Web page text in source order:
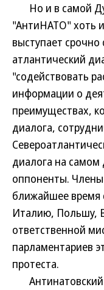
Но и в самой
"АнтиНАТО" хоть
выступает
атлантический
"содействовать
информации о
преимуществах,
диалога,
диалога на
оппоненты.
ближайшее время
Италию, Польшу,
ответственной
парламентариев
протеста.
Антинатовский